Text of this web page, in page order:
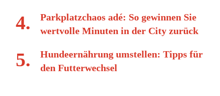
Parkplatzchaos adé: So gewinnen Sie
wertvolle Minuten in der City zurück
Hundeernährung umstellen: Tipps für
den Futterwechsel